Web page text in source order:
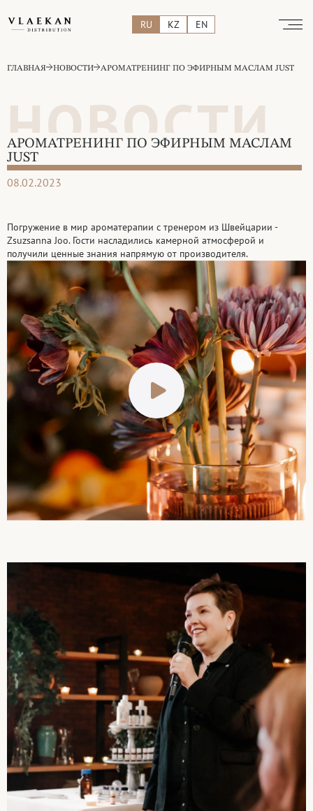
RU KZ EN
ГЛАВНАЯ НОВОСТИ АРОМАТРЕНИНГ ПО ЭФИРНЫМ МАСЛАМ JUST
НОВОСТИ
АРОМАТРЕНИНГ ПО ЭФИРНЫМ МАСЛАМ
JUST
08.02.2023
Погружение в мир ароматерапии с тренером из Швейцарии -
Zsuzsanna Joo. Гости насладились камерной атмосферой и
получили ценные знания напрямую от производителя.